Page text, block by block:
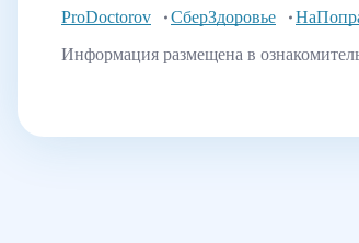
ProDoctorov СберЗдоровье
Информация размещена в